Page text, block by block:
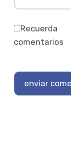
comentarios